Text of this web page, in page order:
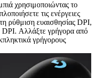
χρησιμοποιώντας το
τις ενέργειες
ρύθμιση ευαισθησίας DPI,
DPI. Αλλάξτε γρήγορα από
γρήγορους